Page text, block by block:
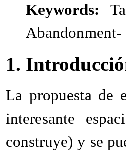
Keywords:
1.
La propuesta de
interesante
construye) y se